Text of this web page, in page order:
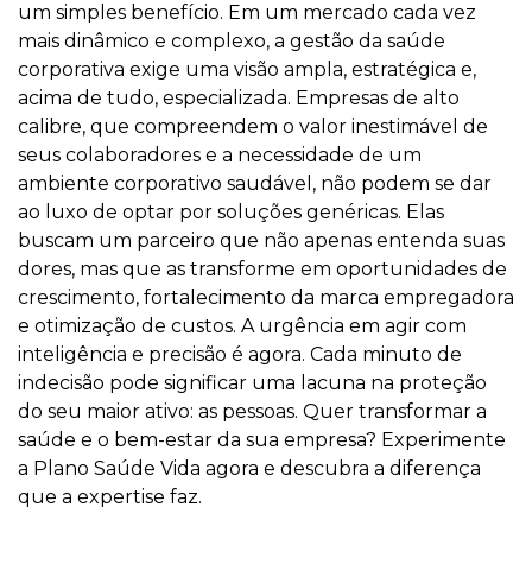
um simples benefício. Em um mercado cada vez
mais dinâmico e complexo, a gestão da saúde
corporativa exige uma visão ampla, estratégica e,
acima de tudo, especializada. Empresas de alto
calibre, que compreendem o valor inestimável de
seus colaboradores e a necessidade de um
ambiente corporativo saudável, não podem se dar
ao luxo de optar por soluções genéricas. Elas
buscam um parceiro que não apenas entenda suas
dores, mas que as transforme em oportunidades de
crescimento, fortalecimento da marca empregadora
e otimização de custos. A urgência em agir com
inteligência e precisão é agora. Cada minuto de
indecisão pode significar uma lacuna na proteção
do seu maior ativo: as pessoas. Quer transformar a
saúde e o bem-estar da sua empresa? Experimente
a Plano Saúde Vida agora e descubra a diferença
que a expertise faz.